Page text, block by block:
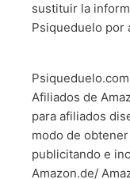
sustituir la
Psiqueduelo por
Afiliados de
para afiliados
modo de
publicitando e
Amazon.de/